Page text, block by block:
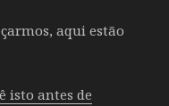
aqui estão
isto antes de